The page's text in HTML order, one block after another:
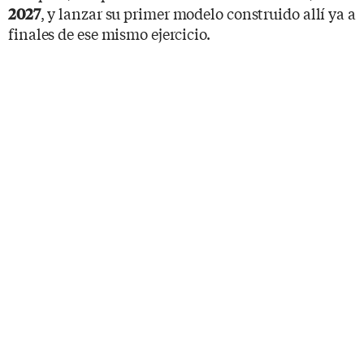
2027, y lanzar su primer modelo construido allí ya a
finales de ese mismo ejercicio.